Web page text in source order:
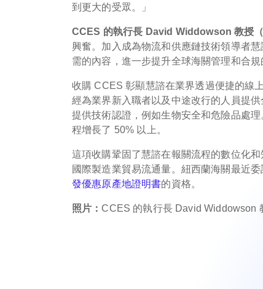
到更大的受眾。」
CCES 的執行長 David Widdowson 教授
興奮。加入成為物流和供應鏈技術領導者
需的內容，進一步提升全球海關管理和合
收購 CCES 彰顯慧諮在業界透過便捷的線
經為業界新入職者以及中途改行的人員提
提供技術認證，例如生物安全和危險品處
程增長了 50% 以上。
這項收購鞏固了慧諮在報關流程的數位化
國際製造業貿易流通量。紐西蘭海關最近委
發優惠原產地證明書的資格。
照片：CCES 的執行長 David Widdowson